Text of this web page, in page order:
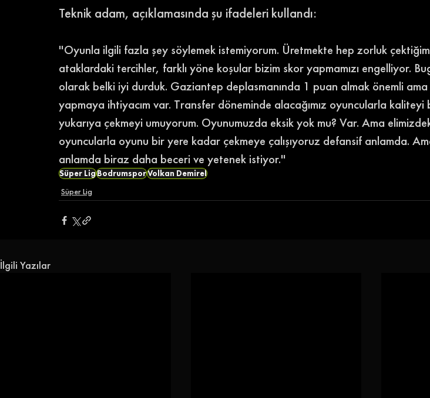
Teknik adam, açıklamasında şu ifadeleri kullandı:
''Oyunla ilgili fazla şey söylemek istemiyorum. Üretmekte hep zorluk
ataklardaki tercihler, farklı yöne koşular bizim skor yapmamızı engelliyor.
olarak belki iyi durduk. Gaziantep deplasmanında 1 puan almak önemli
yapmaya ihtiyacım var. Transfer döneminde alacağımız oyuncularla
yukarıya çekmeyi umuyorum. Oyunumuzda eksik yok mu? Var. Ama
oyuncularla oyunu bir yere kadar çekmeye çalışıyoruz defansif anlamda.
anlamda biraz daha beceri ve yetenek istiyor.''
Süper LigBodrumsporVolkan Demirel
Süper Lig
İlgili Yazılar